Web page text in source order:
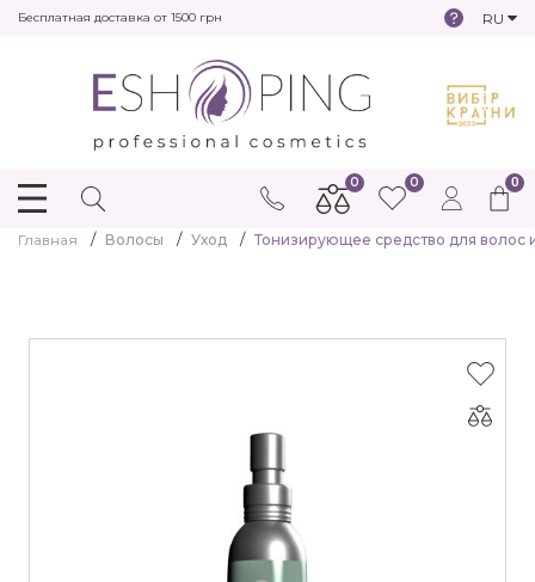
Бесплатная доставка от 1500 грн RU
0
0 0
Главная Волосы Уход Тонизирующее средство для волос